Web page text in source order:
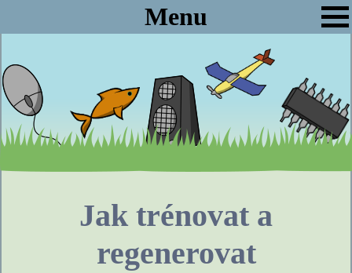
Menu
Jak trénovat a
regenerovat